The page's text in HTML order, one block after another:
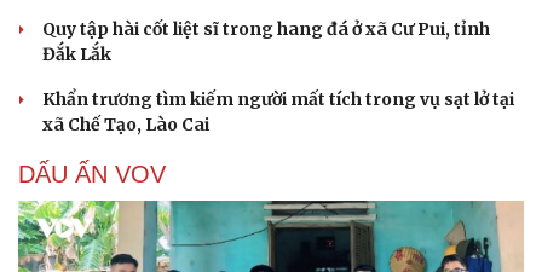
Quy tập hài cốt liệt sĩ trong hang đá ở xã Cư Pui, tỉnh
Đắk Lắk
Khẩn trương tìm kiếm người mất tích trong vụ sạt lở tại
xã Chế Tạo, Lào Cai
DẤU ẤN VOV